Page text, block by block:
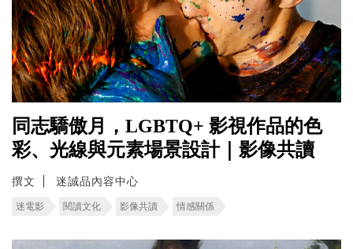
同志驕傲月，LGBTQ+ 影視作品的色
彩、光線與元素場景設計｜影像共讀
撰文 迷誠品內容中心
迷電影 閱讀文化 影像共讀 情感關係